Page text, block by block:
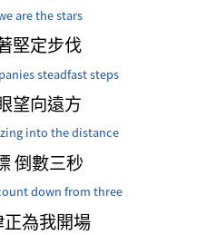
are the stars
堅定步伐
steadfast steps
望向遠方
into the distance
倒數三秒
down from three
為我開場